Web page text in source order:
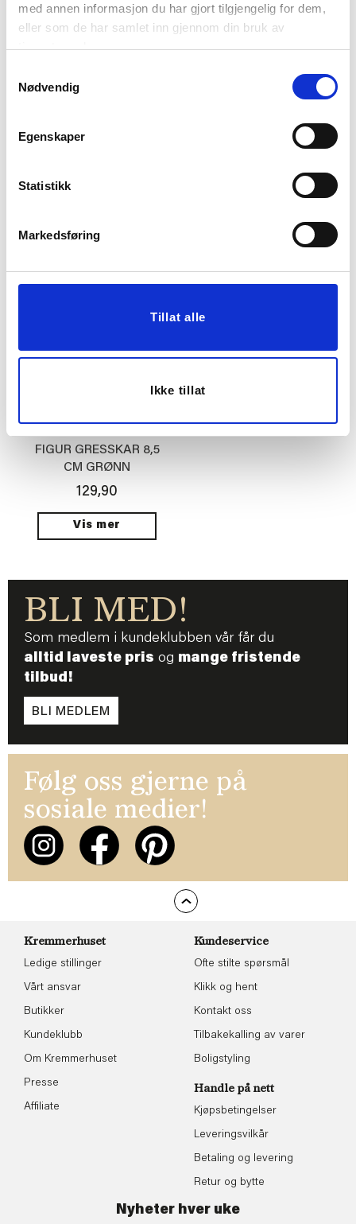
med annen informasjon du har gjort tilgjengelig for dem,
eller som de har samlet inn gjennom din bruk av
tjenestene deres.
Nødvendig
Egenskaper
Statistikk
Markedsføring
Tillat alle
Ikke tillat
TELYSHOLDER
BILDE CARRÉ
FIGUR GRESSKAR 8,5
CM GRØNN
129,90
Vis mer
BLI MED!
Som medlem i kundeklubben vår får du
alltid laveste pris og mange fristende
tilbud!
BLI MEDLEM
Følg oss gjerne på
sosiale medier!
Kremmerhuset
Ledige stillinger
Vårt ansvar
Butikker
Kundeklubb
Om Kremmerhuset
Presse
Affiliate
Kundeservice
Ofte stilte spørsmål
Klikk og hent
Kontakt oss
Tilbakekalling av varer
Boligstyling
Handle på nett
Kjøpsbetingelser
Leveringsvilkår
Betaling og levering
Retur og bytte
Nyheter hver uke